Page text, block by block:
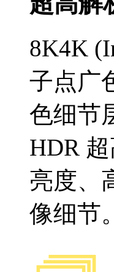
8K4K
子点广
色细节
HDR 超
亮度
像细节。